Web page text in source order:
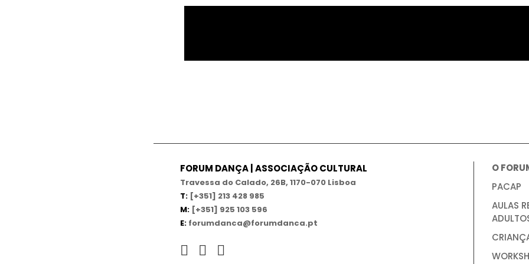
FORUM DANÇA | ASSOCIAÇÃO CULTURAL
Travessa do Calado, 26B, 1170-070 Lisboa
T: [+351] 213 428 985
M: [+351] 925 103 596
E: forumdanca@forumdanca.pt
O
PACAP
AULAS